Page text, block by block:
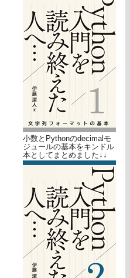
小数とPythonのdecimalモ
ジュールの基本をキンドル
本としてまとめました↓↓